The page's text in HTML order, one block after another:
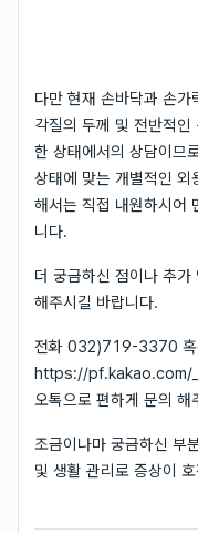
다만 현재 손바닥과 손가
각질의 두께 및 전반적
한 상태에서의 상담이므
상태에 맞는 개별적인 외
해서는 직접 내원하시어
니다.
더 궁금하신 점이나 추
해주시길 바랍니다.
전화 032)719-3370 혹
https://pf.kakao.com/
오톡으로 편하게 문의 해
조금이나마 궁금하신 부
및 생활 관리로 증상이